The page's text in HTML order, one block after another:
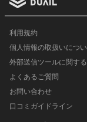
利用規約
個人情報の取扱いにつ
外部送信ツールに関す
よくあるご質問
お問い合わせ
口コミガイドライン